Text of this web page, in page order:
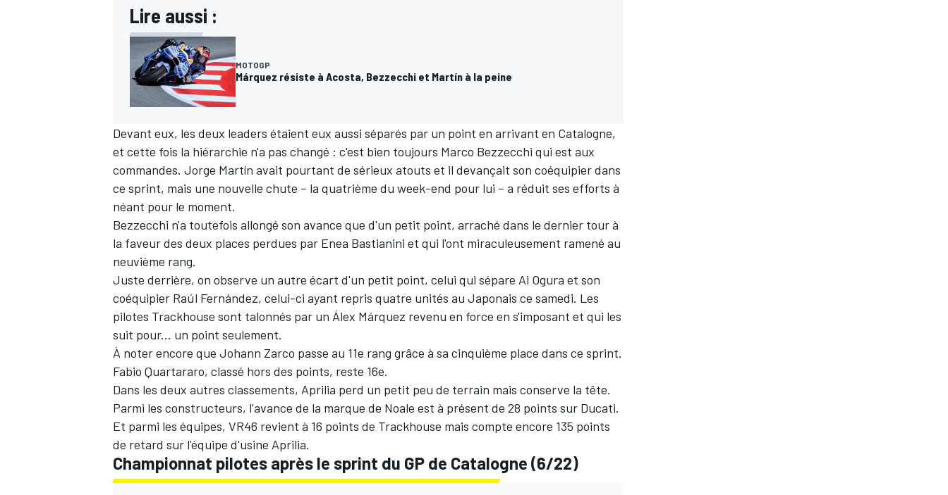
Lire aussi :
MOTOGP
Márquez résiste à Acosta, Bezzecchi et Martín à la peine
Devant eux, les deux leaders étaient eux aussi séparés par un point en arrivant en Catalogne,
et cette fois la hiérarchie n'a pas changé : c'est bien toujours Marco Bezzecchi qui est aux
commandes. Jorge Martín avait pourtant de sérieux atouts et il devançait son coéquipier dans
ce sprint, mais une nouvelle chute – la quatrième du week-end pour lui – a réduit ses efforts à
néant pour le moment.
Bezzecchi n'a toutefois allongé son avance que d'un petit point, arraché dans le dernier tour à
la faveur des deux places perdues par Enea Bastianini et qui l'ont miraculeusement ramené au
neuvième rang.
Juste derrière, on observe un autre écart d'un petit point, celui qui sépare Ai Ogura et son
coéquipier Raúl Fernández, celui-ci ayant repris quatre unités au Japonais ce samedi. Les
pilotes Trackhouse sont talonnés par un Álex Márquez revenu en force en s'imposant et qui les
suit pour... un point seulement.
À noter encore que Johann Zarco passe au 11e rang grâce à sa cinquième place dans ce sprint.
Fabio Quartararo, classé hors des points, reste 16e.
Dans les deux autres classements, Aprilia perd un petit peu de terrain mais conserve la tête.
Parmi les constructeurs, l'avance de la marque de Noale est à présent de 28 points sur Ducati.
Et parmi les équipes, VR46 revient à 16 points de Trackhouse mais compte encore 135 points
de retard sur l'équipe d'usine Aprilia.
Championnat pilotes après le sprint du GP de Catalogne (6/22)